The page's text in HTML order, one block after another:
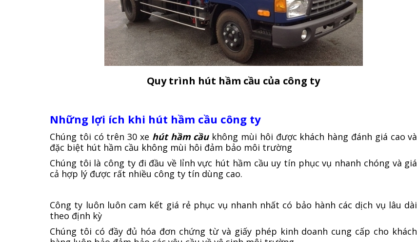
Quy trình hút hầm cầu của công ty
Những lợi ích khi hút hầm cầu công ty
Chúng tôi có trên 30 xe hút hầm cầu không mùi hôi được khách hàng đánh giá cao và
đặc biệt hút hầm cầu không mùi hôi đảm bảo môi trường
Chúng tôi là công ty đi đầu về lỉnh vực hút hầm cầu uy tín phục vụ nhanh chóng và giá
cả hợp lý được rất nhiều công ty tín dùng cao.
Công ty luôn luôn cam kết giá rẻ phục vụ nhanh nhất có bảo hành các dịch vụ lâu dài
theo định kỳ
Chúng tôi có đầy đủ hóa đơn chứng từ và giấy phép kinh doanh cung cấp cho khách